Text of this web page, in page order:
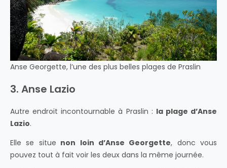
Anse Georgette, l’une des plus belles plages de Praslin
3. Anse Lazio
Autre endroit incontournable à Praslin : la plage d’Anse
Lazio.
Elle se situe non loin d’Anse Georgette, donc vous
pouvez tout à fait voir les deux dans la même journée.